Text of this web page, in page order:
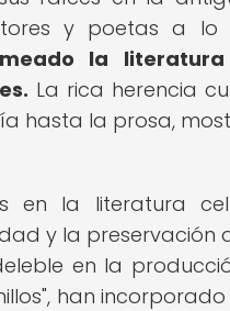
y poetas a
la
La rica herencia
hasta la prosa,
en la literatura
y la preservación
en la
han